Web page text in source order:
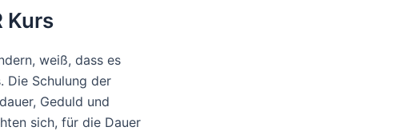
Kurs
weiß, dass es
Die Schulung der
Geduld und
sich, für die Dauer